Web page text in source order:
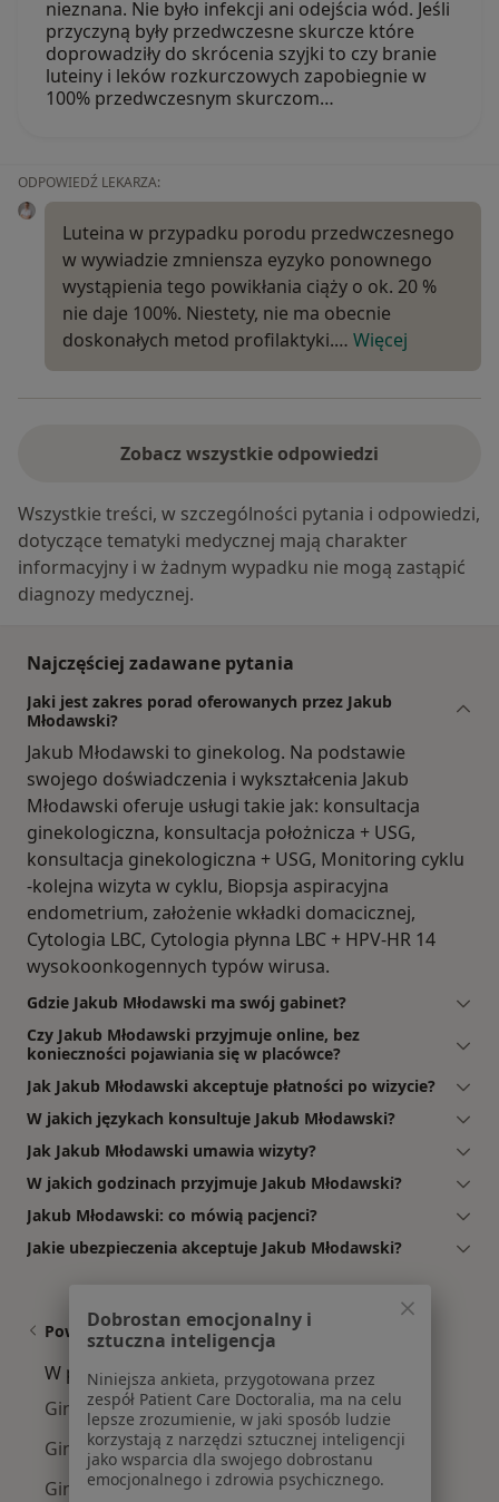
nieznana. Nie było infekcji ani odejścia wód. Jeśli
przyczyną były przedwczesne skurcze które
doprowadziły do skrócenia szyjki to czy branie
luteiny i leków rozkurczowych zapobiegnie w
100% przedwczesnym skurczom…
ODPOWIEDŹ LEKARZA:
Luteina w przypadku porodu przedwczesnego
w wywiadzie zmniensza eyzyko ponownego
wystąpienia tego powikłania ciąży o ok. 20 %
nie daje 100%. Niestety, nie ma obecnie
doskonałych metod profilaktyki.… Więcej
Zobacz wszystkie odpowiedzi
Wszystkie treści, w szczególności pytania i odpowiedzi,
dotyczące tematyki medycznej mają charakter
informacyjny i w żadnym wypadku nie mogą zastąpić
diagnozy medycznej.
Najczęściej zadawane pytania
Jaki jest zakres porad oferowanych przez Jakub
Młodawski?
Jakub Młodawski to ginekolog. Na podstawie
swojego doświadczenia i wykształcenia Jakub
Młodawski oferuje usługi takie jak: konsultacja
ginekologiczna, konsultacja położnicza + USG,
konsultacja ginekologiczna + USG, Monitoring cyklu
-kolejna wizyta w cyklu, Biopsja aspiracyjna
endometrium, założenie wkładki domacicznej,
Cytologia LBC, Cytologia płynna LBC + HPV-HR 14
wysokoonkogennych typów wirusa.
Gdzie Jakub Młodawski ma swój gabinet?
Czy Jakub Młodawski przyjmuje online, bez
konieczności pojawiania się w placówce?
Jak Jakub Młodawski akceptuje płatności po wizycie?
W jakich językach konsultuje Jakub Młodawski?
Jak Jakub Młodawski umawia wizyty?
W jakich godzinach przyjmuje Jakub Młodawski?
Jakub Młodawski: co mówią pacjenci?
Jakie ubezpieczenia akceptuje Jakub Młodawski?
Powiązane wyszukiwania
W pobliżu Kielc
Ginekolodzy w Starachowicach
Ginekolodzy w Skarżysku-Kamiennej
Ginekolodzy w Busku-Zdroju
Dobrostan emocjonalny i
sztuczna inteligencja
Niniejsza ankieta, przygotowana przez
zespół Patient Care Doctoralia, ma na celu
lepsze zrozumienie, w jaki sposób ludzie
korzystają z narzędzi sztucznej inteligencji
jako wsparcia dla swojego dobrostanu
emocjonalnego i zdrowia psychicznego.